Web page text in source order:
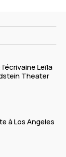
Leïla
Theater
à Los Angeles